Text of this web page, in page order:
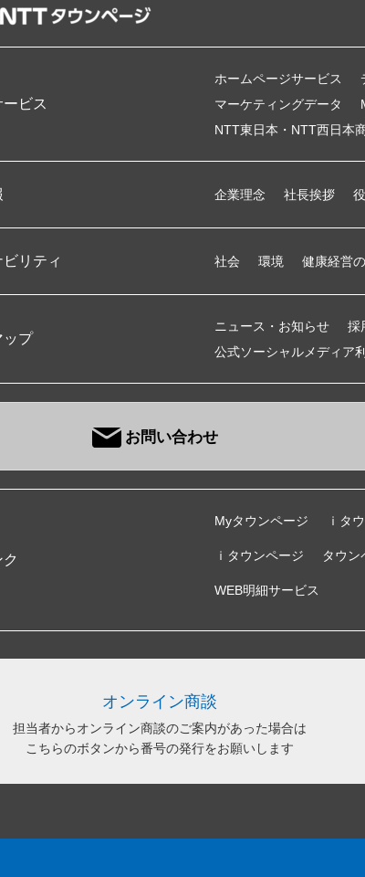
ビス
ホームページサービス
マーケティングデータ
NTT東日本・NTT西日本
企業理念 社長挨拶
リティ 社会 環境 健康経営
ップ
ニュース・お知らせ 採
公式ソーシャルメディア
お問い合わせ
Myタウンページ ｉタ
ｉタウンページ タウン
WEB明細サービス
オンライン商談
担当者からオンライン商談のご案内があった場合は
こちらのボタンから番号の発行をお願いします